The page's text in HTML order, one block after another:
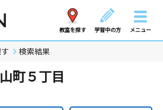
教室を探す 学習中の方 メニュー
検索結果
町５丁目